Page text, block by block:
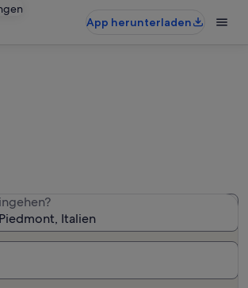
App herunterladen
Italien